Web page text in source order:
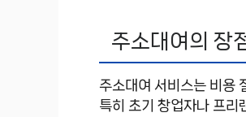
주소대여의 장
주소대여 서비스는 비용
특히 초기 창업자나 프리